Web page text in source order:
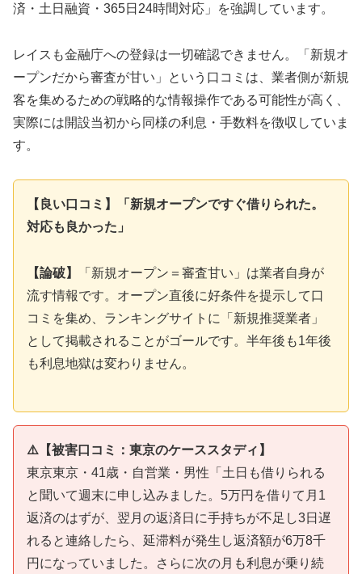
済・土日融資・365日24時間対応」を強調しています。
レイスも金融庁への登録は一切確認できません。「新規オ
ープンだから審査が甘い」という口コミは、業者側が新規
客を集めるための戦略的な情報操作である可能性が高く、
実際には開設当初から同様の利息・手数料を徴収していま
す。
【良い口コミ】「新規オープンですぐ借りられた。
対応も良かった」
【論破】
「新規オープン＝審査甘い」は業者自身が
流す情報です。オープン直後に好条件を提示して口
コミを集め、ランキングサイトに「新規推奨業者」
として掲載されることがゴールです。半年後も1年後
も利息地獄は変わりません。
⚠️【被害口コミ：東京のケーススタディ】
東京東京・41歳・自営業・男性「土日も借りられる
と聞いて週末に申し込みました。5万円を借りて月1
返済のはずが、翌月の返済日に手持ちが不足し3日遅
れると連絡したら、延滞料が発生し返済額が6万8千
円になっていました。さらに次の月も利息が乗り続